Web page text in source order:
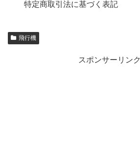
特定商取引法に基づく表記
飛行機
スポンサーリンク